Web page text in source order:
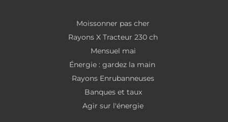
Moissonner pas cher
Rayons X Tracteur 230 ch
Mensuel mai
Énergie : gardez la main
Rayons Enrubanneuses
Banques et taux
Agir sur l'énergie